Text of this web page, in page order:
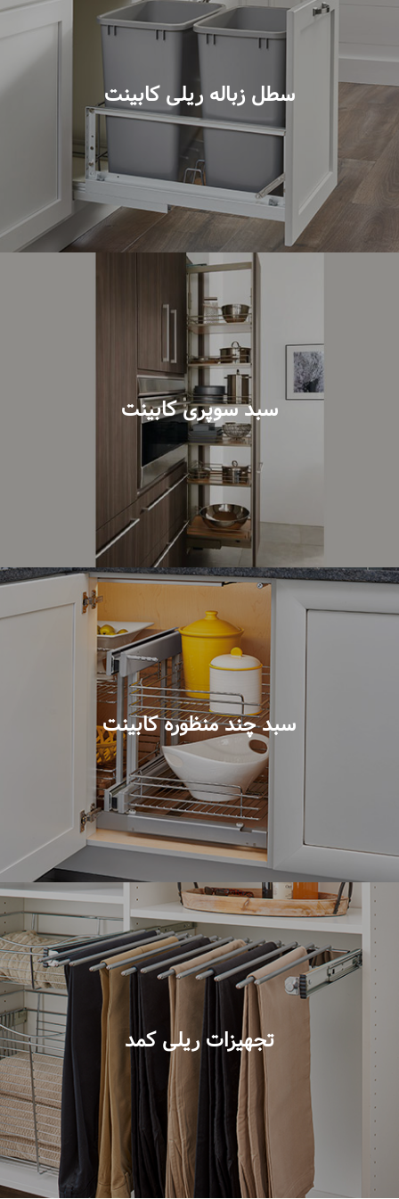
سطل زباله ریلی کابینت
سبد سوپری کابینت
سبد چند منظوره کابینت
تجهیزات ریلی کمد